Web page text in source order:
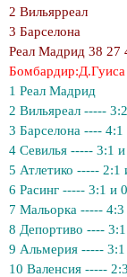
2 Вильярреал
3 Барселона
Реал Мадрид 38 27
1 Реал Мадрид
2 Вильяреал -----
3 Барселона ---- 4:1
4 Севилья ----- 3:1
5 Атлетико ----- 2:1
6 Расинг ----- 3:1 и
7 Мальорка ----- 4:3
8 Депортиво ----
9 Альмерия ----- 3:1
10 Валенсия -----